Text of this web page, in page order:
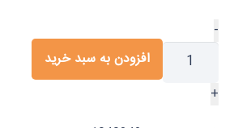
تخته
یک
-
+
افزودن به سبد خرید